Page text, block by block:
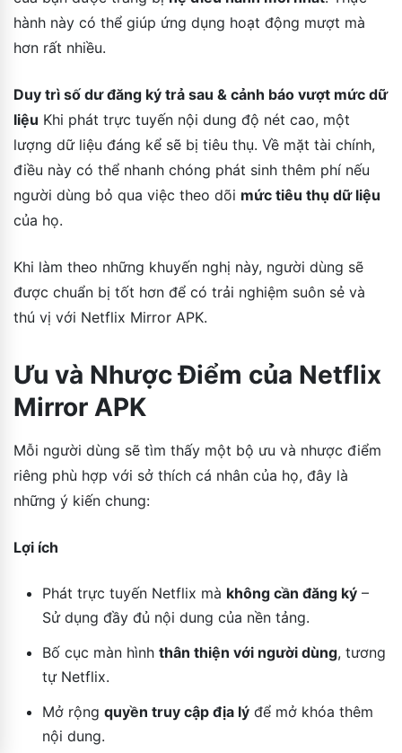
hành này có thể giúp ứng dụng hoạt động mượt mà
hơn rất nhiều.
Duy trì số dư đăng ký trả sau & cảnh báo vượt mức dữ
liệu Khi phát trực tuyến nội dung độ nét cao, một
lượng dữ liệu đáng kể sẽ bị tiêu thụ. Về mặt tài chính,
điều này có thể nhanh chóng phát sinh thêm phí nếu
người dùng bỏ qua việc theo dõi mức tiêu thụ dữ liệu
của họ.
Khi làm theo những khuyến nghị này, người dùng sẽ
được chuẩn bị tốt hơn để có trải nghiệm suôn sẻ và
thú vị với Netflix Mirror APK.
Ưu và Nhược Điểm của Netflix
Mirror APK
Mỗi người dùng sẽ tìm thấy một bộ ưu và nhược điểm
riêng phù hợp với sở thích cá nhân của họ, đây là
những ý kiến chung:
Lợi ích
Phát trực tuyến Netflix mà không cần đăng ký –
Sử dụng đầy đủ nội dung của nền tảng.
Bố cục màn hình thân thiện với người dùng, tương
tự Netflix.
Mở rộng quyền truy cập địa lý để mở khóa thêm
nội dung.